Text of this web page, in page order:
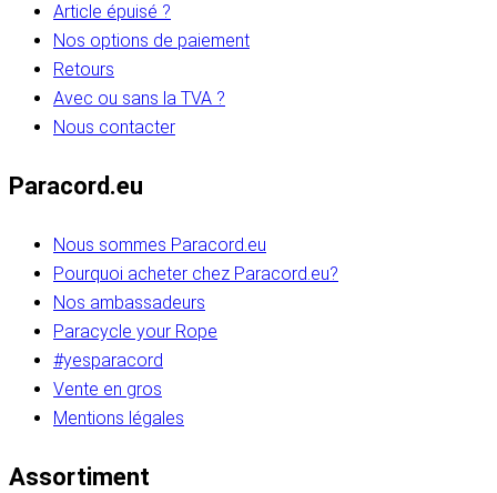
Article épuisé ?
Nos options de paiement
Retours
Avec ou sans la TVA ?
Nous contacter
Paracord.eu
Nous sommes Paracord.eu
Pourquoi acheter chez Paracord.eu?
Nos ambassadeurs
Paracycle your Rope
#yesparacord
Vente en gros
Mentions légales
Assortiment